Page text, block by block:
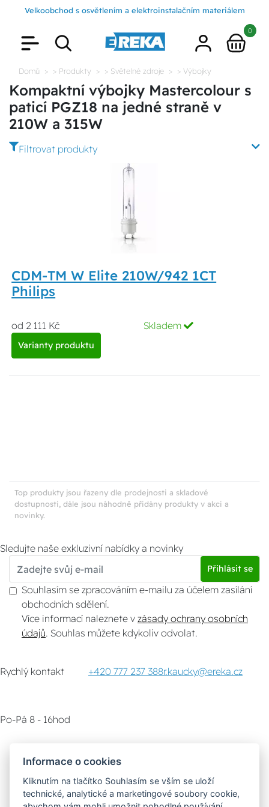
Velkoobchod s osvětlením a elektroinstalačním materiálem
0
Domů > Produkty > Světelné zdroje > Výbojky
Kompaktní výbojky Mastercolour s
paticí PGZ18 na jedné straně v
210W a 315W
Filtrovat produkty
CDM-TM W Elite 210W/942 1CT
Philips
od 2 111 Kč Skladem
Varianty produktu
Top produkty jsou řazeny dle prodejnosti a skladové
dostupnosti, dále jsou náhodně přidány produkty v akci a
novinky.
Sledujte naše exkluzivní nabídky a novinky
Přihlásit se
Souhlasím se zpracováním e-mailu za účelem zasílání
obchodních sdělení.
Více informací naleznete v zásady ochrany osobních
údajů . Souhlas můžete kdykoliv odvolat.
Rychlý kontakt +420 777 237 388r.kaucky@ereka.cz
Po-Pá 8 - 16hod
Poradna
Informace o cookies
Kliknutím na tlačítko Souhlasím se vším se uloží
technické, analytické a marketingové soubory cookie,